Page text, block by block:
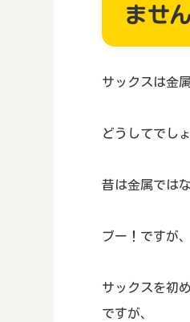
ません
サックスは金
どうしてでし
昔は金属では
ブー！ですが
サックスを初
ですが、